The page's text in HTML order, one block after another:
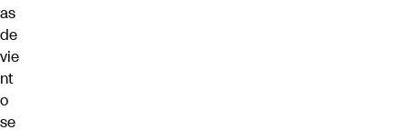
as
de
vie
nt
o
se